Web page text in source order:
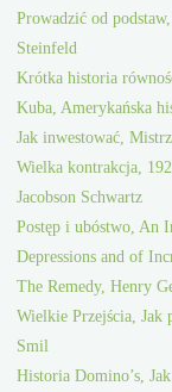
Prowadzić od
Steinfeld
Krótka historia
Kuba, Amerykańska
Jak inwestować,
Wielka kontrakcja,
Jacobson Schwartz
Postęp i ubóstwo, An
Depressions and of
The Remedy, Henry
Wielkie Przejścia, Jak
Smil
Historia Domino’s,